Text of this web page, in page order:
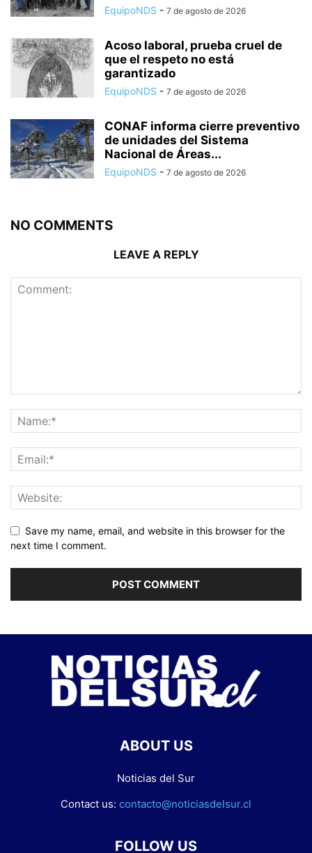
EquipoNDS - 7 de agosto de 2026
Acoso laboral, prueba cruel de
que el respeto no está
garantizado
EquipoNDS - 7 de agosto de 2026
CONAF informa cierre preventivo
de unidades del Sistema
Nacional de Áreas...
EquipoNDS - 7 de agosto de 2026
NO COMMENTS
LEAVE A REPLY
Save my name, email, and website in this browser for the
next time I comment.
ABOUT US
Noticias del Sur
Contact us: contacto@noticiasdelsur.cl
FOLLOW US